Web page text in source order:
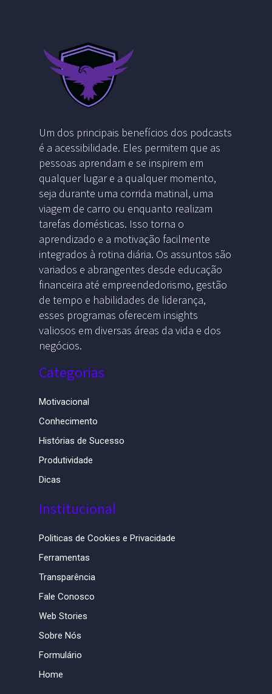
Um dos principais benefícios dos podcasts
é a acessibilidade. Eles permitem que as
pessoas aprendam e se inspirem em
qualquer lugar e a qualquer momento,
seja durante uma corrida matinal, uma
viagem de carro ou enquanto realizam
tarefas domésticas. Isso torna o
aprendizado e a motivação facilmente
integrados à rotina diária. Os assuntos são
variados e abrangentes desde educação
financeira até empreendedorismo, gestão
de tempo e habilidades de liderança,
esses programas oferecem insights
valiosos em diversas áreas da vida e dos
negócios.
Categorias
Motivacional
Conhecimento
Histórias de Sucesso
Produtividade
Dicas
Institucional
Politicas de Cookies e Privacidade
Ferramentas
Transparência
Fale Conosco
Web Stories
Sobre Nós
Formulário
Home